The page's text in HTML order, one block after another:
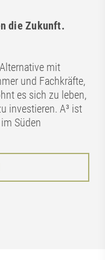
die Zukunft.
mit
und Fachkräfte,
es sich zu leben,
investieren. A³ ist
Süden